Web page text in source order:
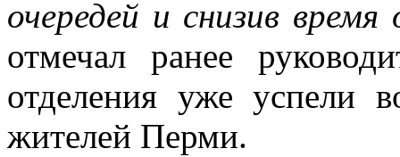
очередей и снизив
отмечал ранее
отделения уже успели
жителей Перми.